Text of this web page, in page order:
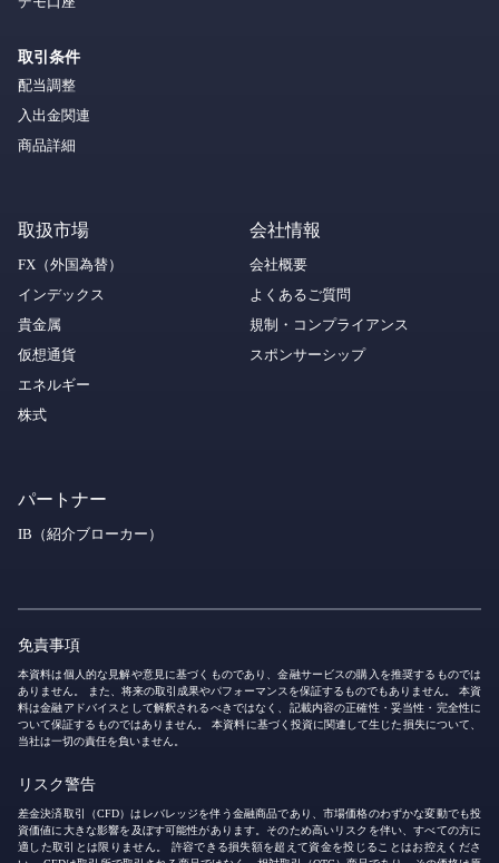
取引条件
配当調整
入出金関連
商品詳細
取扱市場
FX（外国為替）
インデックス
貴金属
仮想通貨
エネルギー
株式
会社情報
会社概要
よくあるご質問
規制・コンプライアンス
スポンサーシップ
パートナー
IB（紹介ブローカー）
免責事項
本資料は個人的な見解や意見に基づくものであり、金融サービスの購入を推奨するものでは
ありません。 また、将来の取引成果やパフォーマンスを保証するものでもありません。 本資
料は金融アドバイスとして解釈されるべきではなく、記載内容の正確性・妥当性・完全性に
ついて保証するものではありません。 本資料に基づく投資に関連して生じた損失について、
当社は一切の責任を負いません。
リスク警告
差金決済取引（CFD）はレバレッジを伴う金融商品であり、市場価格のわずかな変動でも投
資価値に大きな影響を及ぼす可能性があります。そのため高いリスクを伴い、すべての方に
適した取引とは限りません。 許容できる損失額を超えて資金を投じることはお控えくださ